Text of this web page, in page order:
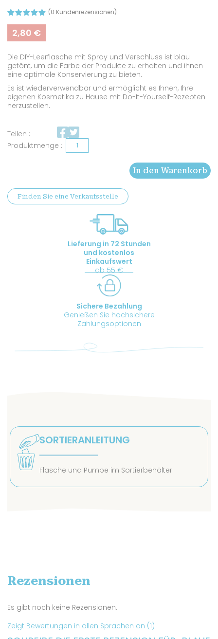
mit5.00
von 5,
basierend
Kundenbew
ertung
(0 Kundenrezensionen)
2,80 €
Die DIY-Leerflasche mit Spray und Verschluss ist blau
getönt, um die Farbe der Produkte zu erhalten und ihnen
eine optimale Konservierung zu bieten.
Es ist wiederverwendbar und ermöglicht es Ihnen, Ihre
eigenen Kosmetika zu Hause mit Do-It-Yourself-Rezepten
herzustellen.
Teilen :
Blaue
mit
Spray
In den Warenkorb
Finden Sie eine Verkaufsstelle
Lieferung in 72 Stunden
und kostenlos
Einkaufswert
ab 55 €
Sichere Bezahlung
Genießen Sie hochsichere
Zahlungsoptionen
SORTIERANLEITUNG
Flasche und Pumpe im Sortierbehälter
Rezensionen
Es gibt noch keine Rezensionen.
Zeigt Bewertungen in allen Sprachen an (1)